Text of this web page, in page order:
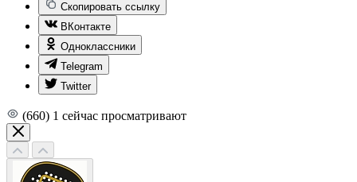
Скопировать ссылку
ВКонтакте
Одноклассники
Telegram
Twitter
(660) 1 сейчас просматривают